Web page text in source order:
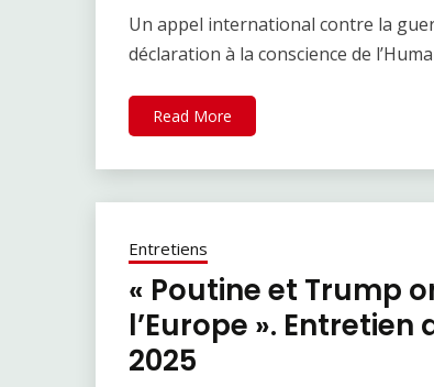
Un appel international contre la
déclaration à la conscience de
Read More
Entretiens
« Poutine et Trump
l’Europe ».
2025